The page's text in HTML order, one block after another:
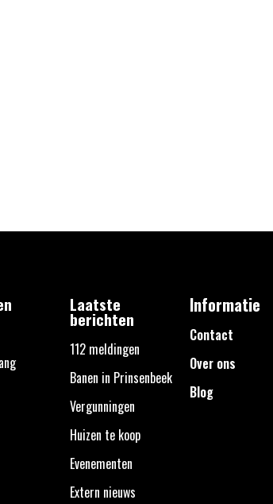
Laatste
berichten
112 meldingen
Banen in Prinsenbeek
Vergunningen
Huizen te koop
Evenementen
Extern nieuws
Informatie
Contact
Over ons
Blog